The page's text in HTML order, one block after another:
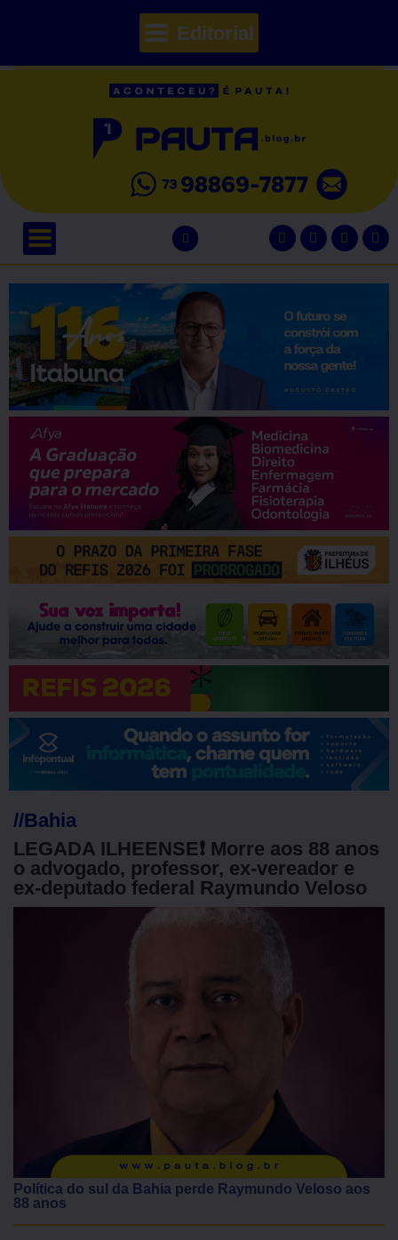
Editorial
//Bahia
LEGADA ILHEENSE❗ Morre aos 88 anos
o advogado, professor, ex-vereador e
ex-deputado federal Raymundo Veloso
Política do sul da Bahia perde Raymundo Veloso aos
88 anos